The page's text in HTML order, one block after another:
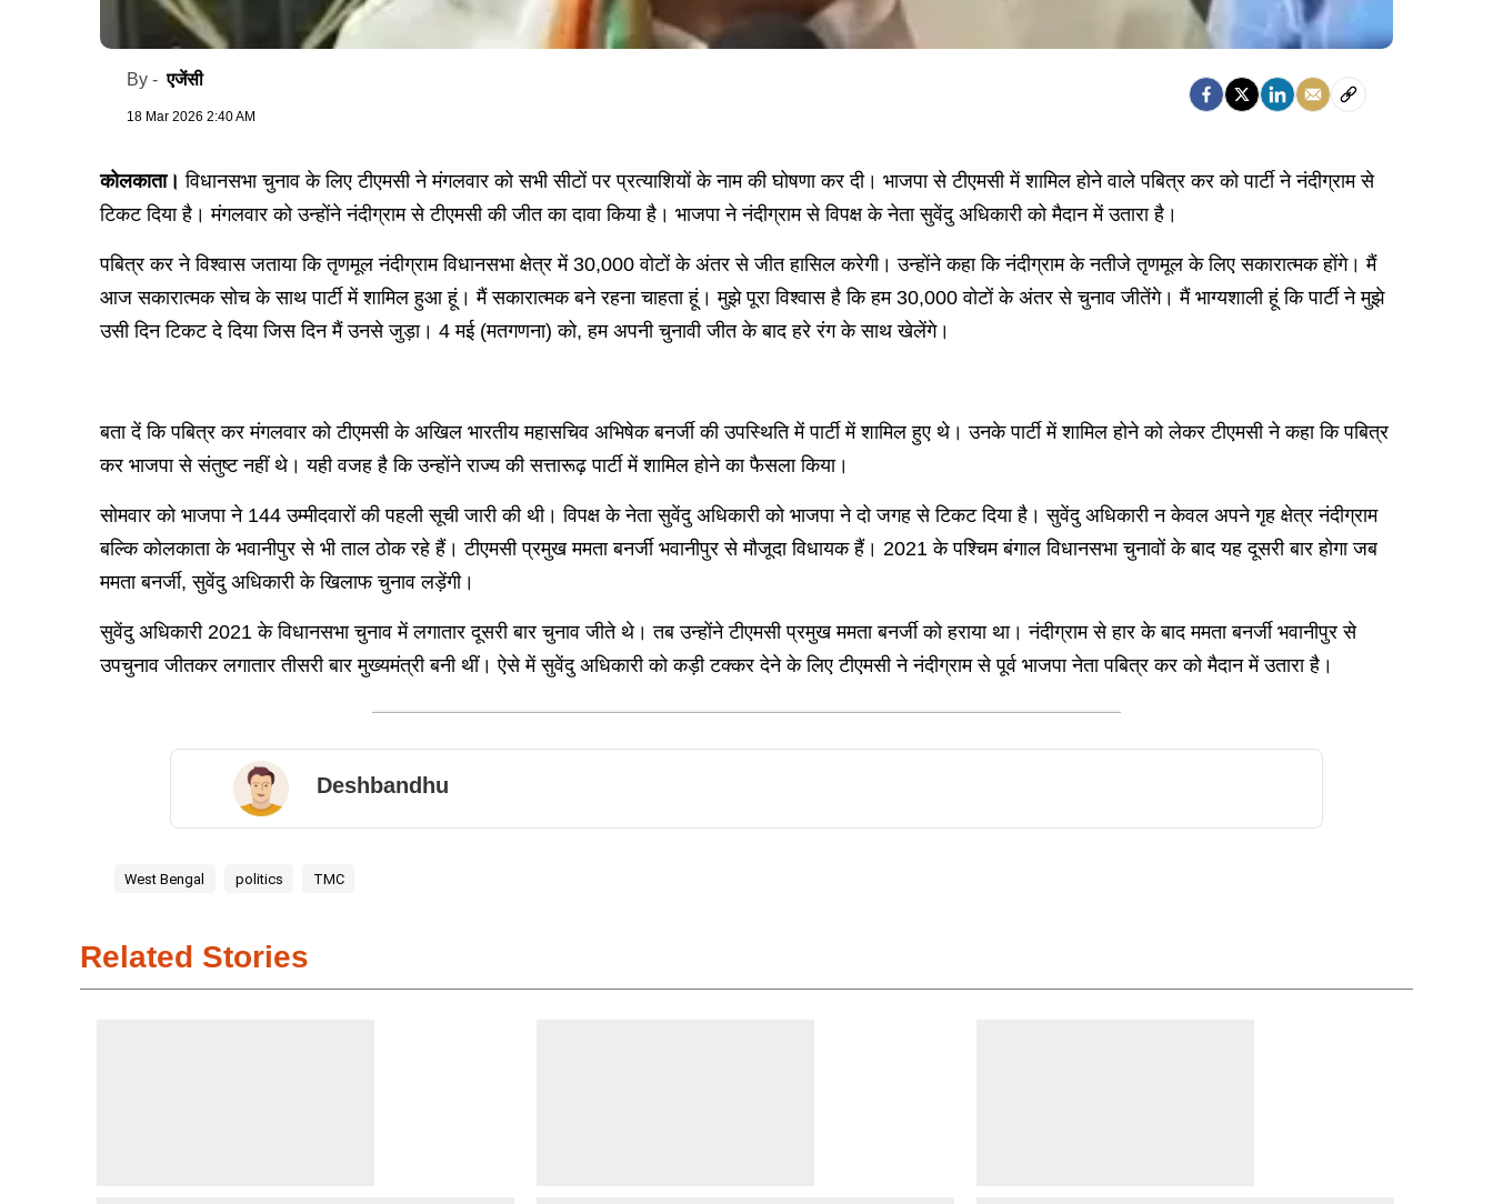
By -एजेंसी
18 Mar 2026 2:40 AM
कोलकाता। विधानसभा चुनाव के लिए टीएमसी ने मंगलवार को सभी सीटों पर प्रत्याशियों के नाम की घोषणा कर दी। भाजपा से टीएमसी में शामिल होने वाले पबित्र कर को पार्टी ने नंदीग्राम से
टिकट दिया है। मंगलवार को उन्होंने नंदीग्राम से टीएमसी की जीत का दावा किया है। भाजपा ने नंदीग्राम से विपक्ष के नेता सुवेंदु अधिकारी को मैदान में उतारा है।
पबित्र कर ने विश्वास जताया कि तृणमूल नंदीग्राम विधानसभा क्षेत्र में 30,000 वोटों के अंतर से जीत हासिल करेगी। उन्होंने कहा कि नंदीग्राम के नतीजे तृणमूल के लिए सकारात्मक होंगे। मैं
आज सकारात्मक सोच के साथ पार्टी में शामिल हुआ हूं। मैं सकारात्मक बने रहना चाहता हूं। मुझे पूरा विश्वास है कि हम 30,000 वोटों के अंतर से चुनाव जीतेंगे। मैं भाग्यशाली हूं कि पार्टी ने मुझे
उसी दिन टिकट दे दिया जिस दिन मैं उनसे जुड़ा। 4 मई (मतगणना) को, हम अपनी चुनावी जीत के बाद हरे रंग के साथ खेलेंगे।
बता दें कि पबित्र कर मंगलवार को टीएमसी के अखिल भारतीय महासचिव अभिषेक बनर्जी की उपस्थिति में पार्टी में शामिल हुए थे। उनके पार्टी में शामिल होने को लेकर टीएमसी ने कहा कि पबित्र
कर भाजपा से संतुष्ट नहीं थे। यही वजह है कि उन्होंने राज्य की सत्तारूढ़ पार्टी में शामिल होने का फैसला किया।
सोमवार को भाजपा ने 144 उम्मीदवारों की पहली सूची जारी की थी। विपक्ष के नेता सुवेंदु अधिकारी को भाजपा ने दो जगह से टिकट दिया है। सुवेंदु अधिकारी न केवल अपने गृह क्षेत्र नंदीग्राम
बल्कि कोलकाता के भवानीपुर से भी ताल ठोक रहे हैं। टीएमसी प्रमुख ममता बनर्जी भवानीपुर से मौजूदा विधायक हैं। 2021 के पश्चिम बंगाल विधानसभा चुनावों के बाद यह दूसरी बार होगा जब
ममता बनर्जी, सुवेंदु अधिकारी के खिलाफ चुनाव लड़ेंगी।
सुवेंदु अधिकारी 2021 के विधानसभा चुनाव में लगातार दूसरी बार चुनाव जीते थे। तब उन्होंने टीएमसी प्रमुख ममता बनर्जी को हराया था। नंदीग्राम से हार के बाद ममता बनर्जी भवानीपुर से
उपचुनाव जीतकर लगातार तीसरी बार मुख्यमंत्री बनी थीं। ऐसे में सुवेंदु अधिकारी को कड़ी टक्कर देने के लिए टीएमसी ने नंदीग्राम से पूर्व भाजपा नेता पबित्र कर को मैदान में उतारा है।
Deshbandhu
West Bengal politics TMC
Related Stories